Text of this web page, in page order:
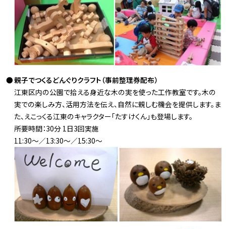
親子でつくるどんぐりクラフト（事前整理券配布）
江東区内の公園で拾える身近な木の実を使った工作教室です。木の
実での楽しみ方、活用方法を伝え、自然に親しむ機会を提供します。ま
た、えこっくる江東のキャラクター「たすけくん」も登場します。
所要時間：30分 1日3回実施
11:30～／13:30～／15:30～